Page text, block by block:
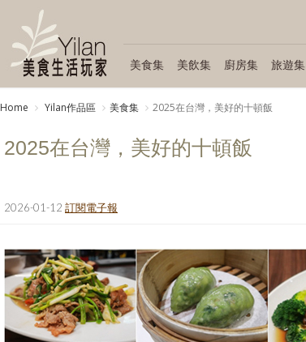
美食集 美飲集 廚房集 旅遊集
Home Yilan作品區 美食集 2025在台灣，美好的十頓飯
2025在台灣，美好的十頓飯
2026-01-12 訂閱電子報